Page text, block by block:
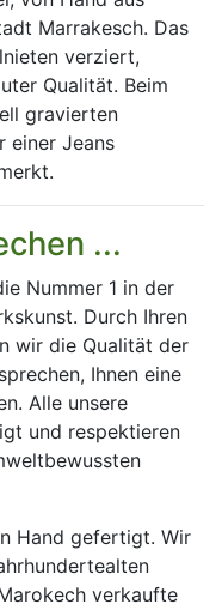
Marrakesch. Das
verziert,
Qualität. Beim
gravierten
einer Jeans
...
Nummer 1 in der
Durch Ihren
wir die Qualität der
Ihnen eine
Alle unsere
und respektieren
Hand gefertigt. Wir
verkaufte